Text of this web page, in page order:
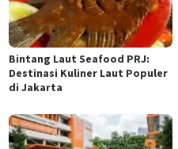
Bintang Laut Seafood PRJ:
Destinasi Kuliner Laut Populer
di Jakarta